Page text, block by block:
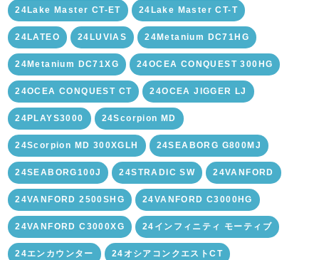
24Lake Master CT-ET 24Lake Master CT-T
24LATEO 24LUVIAS 24Metanium DC71HG
24Metanium DC71XG 24OCEA CONQUEST 300HG
24OCEA CONQUEST CT 24OCEA JIGGER LJ
24PLAYS3000 24Scorpion MD
24Scorpion MD 300XGLH 24SEABORG G800MJ
24SEABORG100J 24STRADIC SW 24VANFORD
24VANFORD 2500SHG 24VANFORD C3000HG
24VANFORD C3000XG 24インフィニティ モーティブ
24エンカウンター 24オシアコンクエストCT